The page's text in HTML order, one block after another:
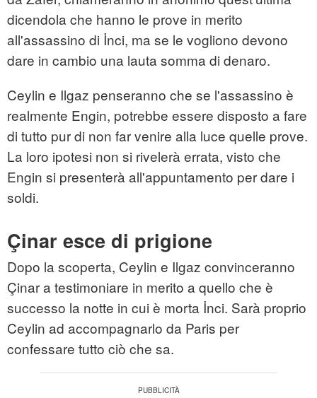
dicendola che hanno le prove in merito
all'assassino di İnci, ma se le vogliono devono
dare in cambio una lauta somma di denaro.
Ceylin e Ilgaz penseranno che se l'assassino è
realmente Engin, potrebbe essere disposto a fare
di tutto pur di non far venire alla luce quelle prove.
La loro ipotesi non si rivelerà errata, visto che
Engin si presenterà all'appuntamento per dare i
soldi.
Çinar esce di prigione
Dopo la scoperta, Ceylin e Ilgaz convinceranno
Çinar a testimoniare in merito a quello che è
successo la notte in cui è morta İnci. Sarà proprio
Ceylin ad accompagnarlo da Paris per
confessare tutto ciò che sa.